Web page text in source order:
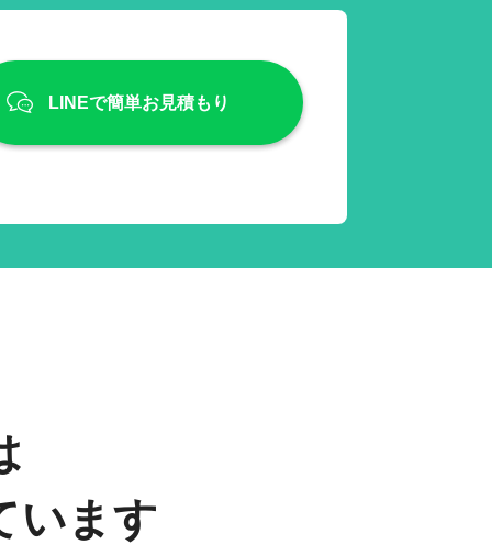
LINEで簡単お見積もり
います